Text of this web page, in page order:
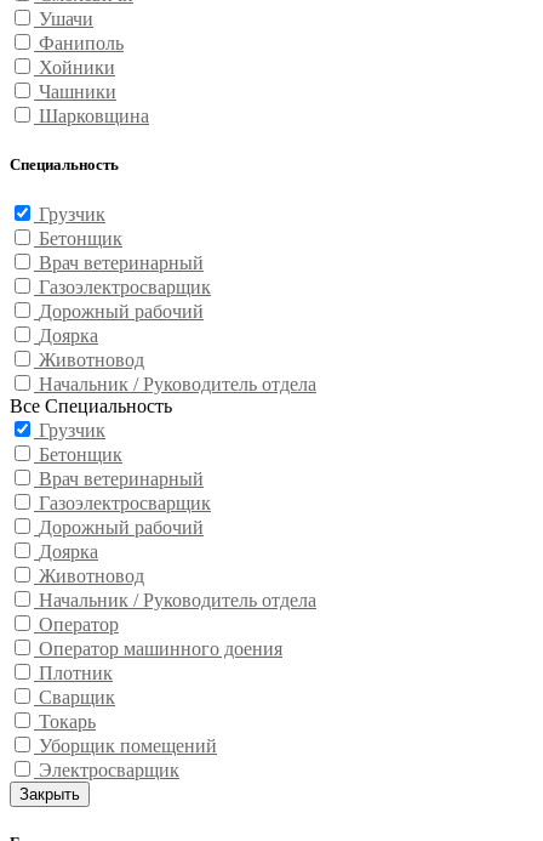
Ушачи
Фаниполь
Хойники
Чашники
Шарковщина
Специальность
Грузчик
Бетонщик
Врач ветеринарный
Газоэлектросварщик
Дорожный рабочий
Доярка
Животновод
Начальник / Руководитель отдела
Все Специальность
Грузчик
Бетонщик
Врач ветеринарный
Газоэлектросварщик
Дорожный рабочий
Доярка
Животновод
Начальник / Руководитель отдела
Оператор
Оператор машинного доения
Плотник
Сварщик
Токарь
Уборщик помещений
Электросварщик
Закрыть